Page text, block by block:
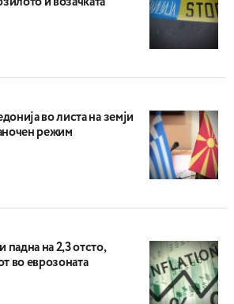
во листа на земји
режим
падна на 2,3 отсто,
во еврозоната